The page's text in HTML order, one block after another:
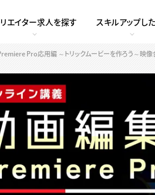
エイター求人を探す スキルアップした
Pro応用編 ～トリックムービーを作ろう～映像